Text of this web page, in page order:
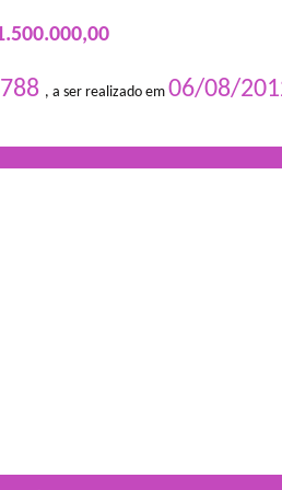
788 , a ser realizado em 06/08/